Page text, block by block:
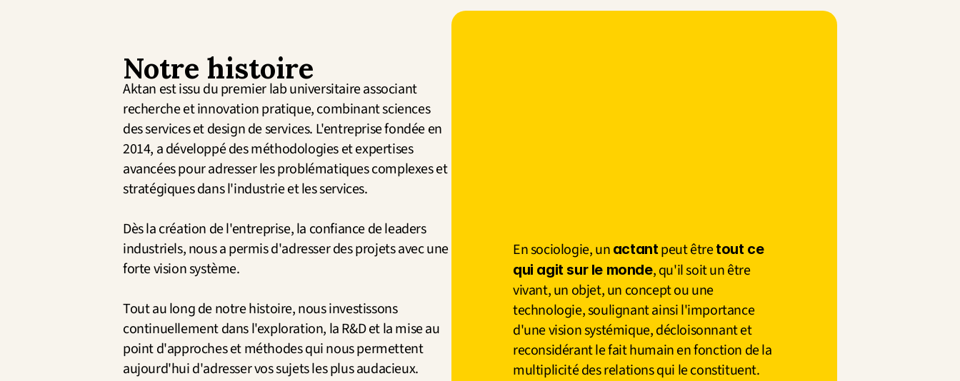
Notre histoire
Aktan est issu du premier lab universitaire associant
recherche et innovation pratique, combinant sciences
des services et design de services. L'entreprise fondée en
2014, a développé des méthodologies et expertises
avancées pour adresser les problématiques complexes et
stratégiques dans l'industrie et les services.
Dès la création de l'entreprise, la confiance de leaders
industriels, nous a permis d'adresser des projets avec une
forte vision système.
Tout au long de notre histoire, nous investissons
continuellement dans l'exploration, la R&D et la mise au
point d'approches et méthodes qui nous permettent
aujourd'hui d'adresser vos sujets les plus audacieux.
En sociologie, un actant peut être tout ce
qui agit sur le monde, qu'il soit un être
vivant, un objet, un concept ou une
technologie, soulignant ainsi l'importance
d'une vision systémique, décloisonnant et
reconsidérant le fait humain en fonction de la
multiplicité des relations qui le constituent.